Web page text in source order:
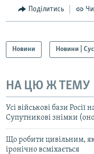
Поділитись
Новини Новини |
НА ЦЮ Ж ТЕМУ
Усі військові бази
Супутникові знімки
Що робити цивільним,
іронічно всміхається